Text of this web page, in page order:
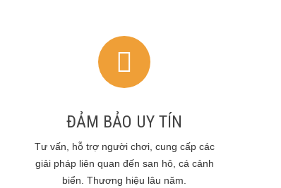
ĐẢM BẢO UY TÍN
Tư vấn, hỗ trợ người chơi, cung cấp các
giải pháp liên quan đến san hô, cá cảnh
biển. Thương hiệu lâu năm.